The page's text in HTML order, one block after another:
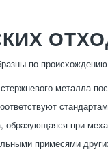
по
металла
при
примесями